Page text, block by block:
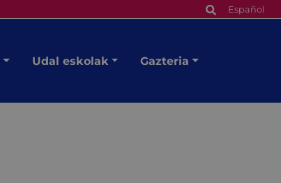
Español
Udal eskolak Gazteria